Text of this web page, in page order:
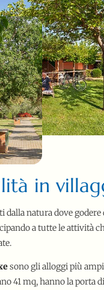
in
dalla natura dove godere
a tutte le attività
sono gli alloggi più
41 mq, hanno la porta